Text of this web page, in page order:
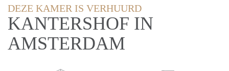
DEZE KAMER IS VERHUURD
KANTERSHOF IN
AMSTERDAM